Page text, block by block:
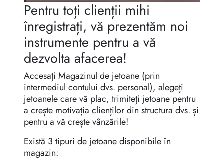
Pentru toți clienții mihi
înregistrați, vă prezentăm noi
instrumente pentru a vă
dezvolta afacerea!
Accesați Magazinul de jetoane (prin
intermediul contului dvs. personal), alegeți
jetoanele care vă plac, trimiteți jetoane pentru
a crește motivația clienților din structura dvs. și
pentru a vă crește vânzările!
Există 3 tipuri de jetoane disponibile în
magazin: